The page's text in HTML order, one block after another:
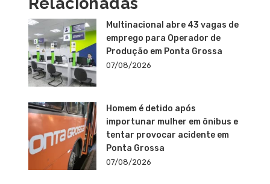
Multinacional abre 43 vagas de
emprego para Operador de
Produção em Ponta Grossa
07/08/2026
Homem é detido após
importunar mulher em ônibus e
tentar provocar acidente em
Ponta Grossa
07/08/2026